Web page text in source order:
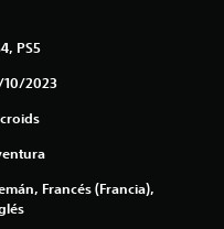
PS5
10/2023
Francés (Francia),